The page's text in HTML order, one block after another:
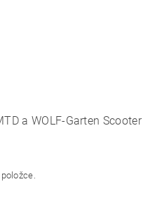
a WOLF-Garten Scooter